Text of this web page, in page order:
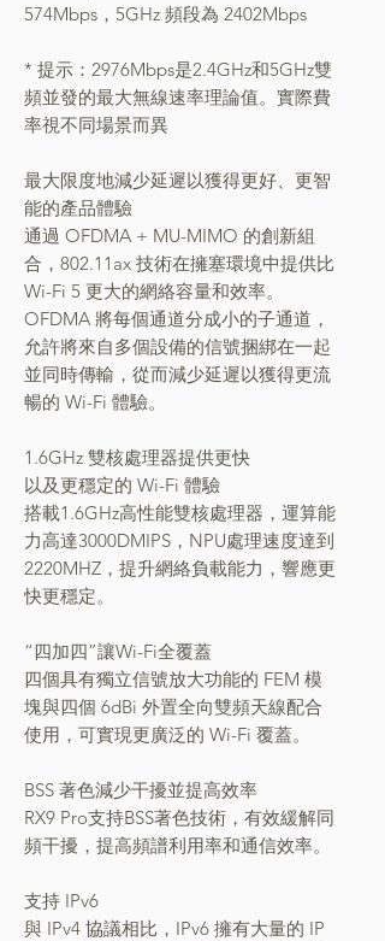
574Mbps，5GHz 頻段為 2402Mbps
* 提示：2976Mbps是2.4GHz和5GHz雙
頻並發的最大無線速率理論值。實際費
率視不同場景而異
最大限度地減少延遲以獲得更好、更智
能的產品體驗
通過 OFDMA + MU-MIMO 的創新組
合，802.11ax 技術在擁塞環境中提供比
Wi-Fi 5 更大的網絡容量和效率。
OFDMA 將每個通道分成小的子通道，
允許將來自多個設備的信號捆綁在一起
並同時傳輸，從而減少延遲以獲得更流
暢的 Wi-Fi 體驗。
1.6GHz 雙核處理器提供更快
以及更穩定的 Wi-Fi 體驗
搭載1.6GHz高性能雙核處理器，運算能
力高達3000DMIPS，NPU處理速度達到
2220MHZ，提升網絡負載能力，響應更
快更穩定。
“四加四”讓Wi-Fi全覆蓋
四個具有獨立信號放大功能的 FEM 模
塊與四個 6dBi 外置全向雙頻天線配合
使用，可實現更廣泛的 Wi-Fi 覆蓋。
BSS 著色減少干擾並提高效率
RX9 Pro支持BSS著色技術，有效緩解同
頻干擾，提高頻譜利用率和通信效率。
支持 IPv6
與 IPv4 協議相比，IPv6 擁有大量的 IP